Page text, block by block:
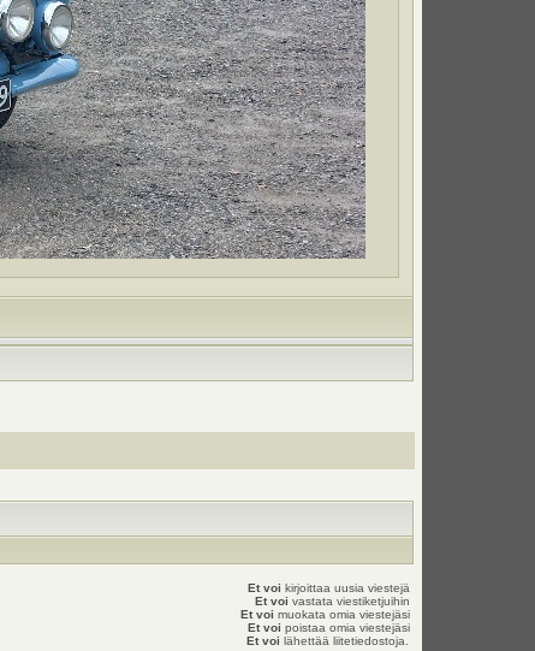
Et voi kirjoittaa uusia viestejä
Et voi vastata viestiketjuihin
Et voi muokata omia viestejäsi
Et voi poistaa omia viestejäsi
Et voi lähettää liitetiedostoja.